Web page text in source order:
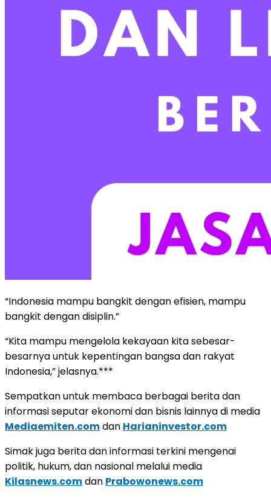
“Indonesia mampu bangkit dengan efisien, mampu
bangkit dengan disiplin.”
“Kita mampu mengelola kekayaan kita sebesar-
besarnya untuk kepentingan bangsa dan rakyat
Indonesia,” jelasnya.***
Sempatkan untuk membaca berbagai berita dan
informasi seputar ekonomi dan bisnis lainnya di media
Mediaemiten.comdan Harianinvestor.com
Simak juga berita dan informasi terkini mengenai
politik, hukum, dan nasional melalui media
Kilasnews.comdan Prabowonews.com